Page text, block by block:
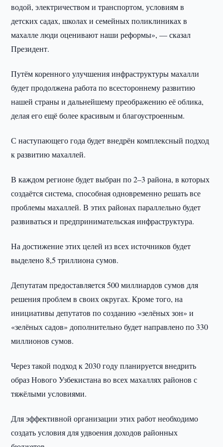
водой, электричеством и транспортом, условиям в
детских садах, школах и семейных поликлиниках в
махалле люди оценивают наши реформы», — сказал
Президент.
Путём коренного улучшения инфраструктуры махалли
будет продолжена работа по всестороннему развитию
нашей страны и дальнейшему преображению её облика,
делая его ещё более красивым и благоустроенным.
С наступающего года будет внедрён комплексный подход
к развитию махаллей.
В каждом регионе будет выбран по 2–3 района, в которых
создаётся система, способная одновременно решать все
проблемы махаллей. В этих районах параллельно будет
развиваться и предпринимательская инфраструктура.
На достижение этих целей из всех источников будет
выделено 8,5 триллиона сумов.
Депутатам предоставляется 500 миллиардов сумов для
решения проблем в своих округах. Кроме того, на
инициативы депутатов по созданию «зелёных зон» и
«зелёных садов» дополнительно будет направлено по 330
миллионов сумов.
Через такой подход к 2030 году планируется внедрить
образ Нового Узбекистана во всех махаллях районов с
тяжёлыми условиями.
Для эффективной организации этих работ необходимо
создать условия для удвоения доходов районных